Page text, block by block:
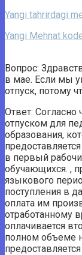
Yangi tahrirdagi
Yangi Mehnat
Вопрос:
в мае. Если мы
отпуск, потому
Ответ:
отпуском для
образования,
в первый
обучающихся. ,
языкового
поступления в
оплата им
отработанному
оплачивается
полном объеме